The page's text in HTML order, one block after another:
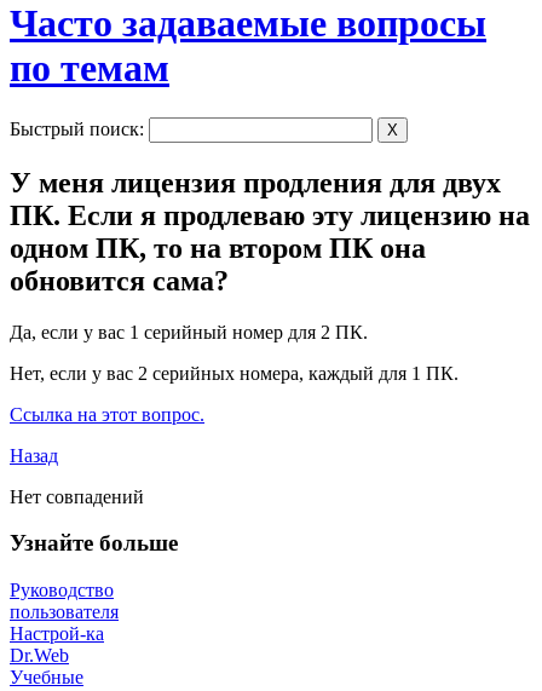
Часто задаваемые вопросы
по темам
Быстрый поиск: X
У меня лицензия продления для двух
ПК. Если я продлеваю эту лицензию на
одном ПК, то на втором ПК она
обновится сама?
Да, если у вас 1 серийный номер для 2 ПК.
Нет, если у вас 2 серийных номера, каждый для 1 ПК.
Ссылка на этот вопрос.
Назад
Нет совпадений
Узнайте больше
Руководство
пользователя
Настрой-ка
Dr.Web
Учебные